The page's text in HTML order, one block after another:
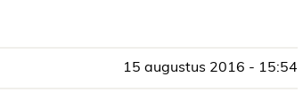
15 augustus 2016 - 15:54